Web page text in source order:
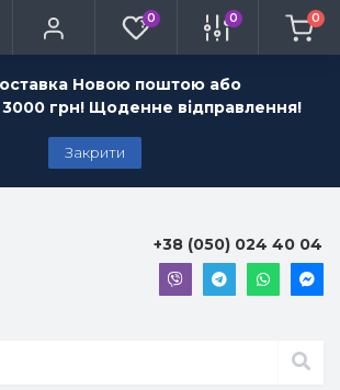
Новою поштою або
грн! Щоденне відправлення!
Закрити
0 0 0
+38 (050) 024 40 04